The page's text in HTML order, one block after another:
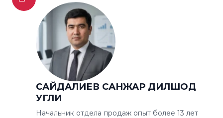
САЙДАЛИЕВ САНЖАР ДИЛШОД
УГЛИ
Начальник отдела продаж опыт более 13 лет